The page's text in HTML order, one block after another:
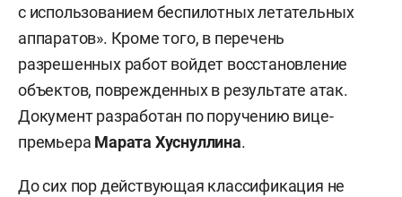
с использованием беспилотных летательных
аппаратов». Кроме того, в перечень
разрешенных работ войдет восстановление
объектов, поврежденных в результате атак.
Документ разработан по поручению вице-
премьера Марата Хуснуллина.
До сих пор действующая классификация не